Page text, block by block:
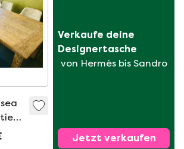
Verkaufe deine
Designertasche
von Hermès bis Sandro
Jetzt verkaufen